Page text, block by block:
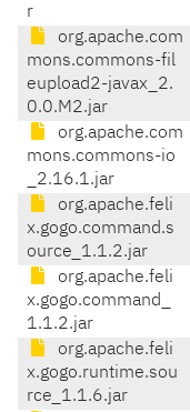
r
org.apache.com
mons.commons-fil
eupload2-javax_2.
0.0.M2.jar
org.apache.com
mons.commons-io
_2.16.1.jar
org.apache.feli
x.gogo.command.s
ource_1.1.2.jar
org.apache.feli
x.gogo.command_
1.1.2.jar
org.apache.feli
x.gogo.runtime.sou
rce_1.1.6.jar